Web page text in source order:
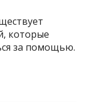
которые
за помощью.